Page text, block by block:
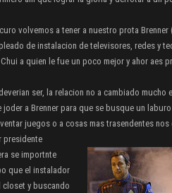
volvemos a tener a nuestro prota
de instalacion de televisores, redes y
a quien le fue un poco mejor y ahor aes
ser, la relacion no a cambiado mucho
joder a Brenner para que se busque un
juegos o a cosas mas trasendentes
presidente
se importnte
que el instalador
closet y buscando